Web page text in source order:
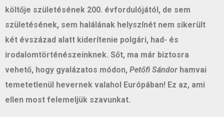
költője születésének 200. évfordulójától, de sem
születésének, sem halálának helyszínét nem sikerült
két évszázad alatt kiderítenie polgári, had- és
irodalomtörténészeinknek. Sőt, ma már biztosra
vehető, hogy gyalázatos módon, Petőfi Sándor hamvai
temetetlenül hevernek valahol Európában! Ez az, ami
ellen most felemeljük szavunkat.